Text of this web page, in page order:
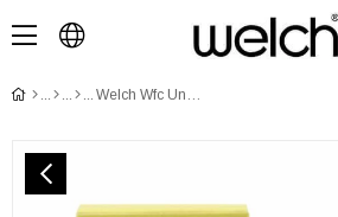
Welch Wfc Unisex Edp Parfüm 100 Ml.